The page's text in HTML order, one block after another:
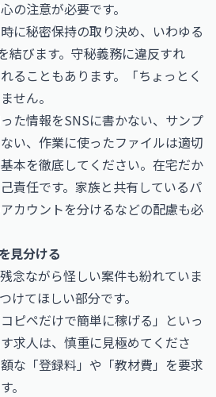
の注意が必要です。
に秘密保持の取り決め、いわゆる
結びます。守秘義務に違反すれ
ることもあります。「ちょっとく
せん。
た情報をSNSに書かない、サンプ
い、作業に使ったファイルは適切
本を徹底してください。在宅だか
責任です。家族と共有しているパ
カウントを分けるなどの配慮も必
見分ける
念ながら怪しい案件も紛れていま
けてほしい部分です。
ピペだけで簡単に稼げる」といっ
求人は、慎重に見極めてくださ
な「登録料」や「教材費」を要求
。